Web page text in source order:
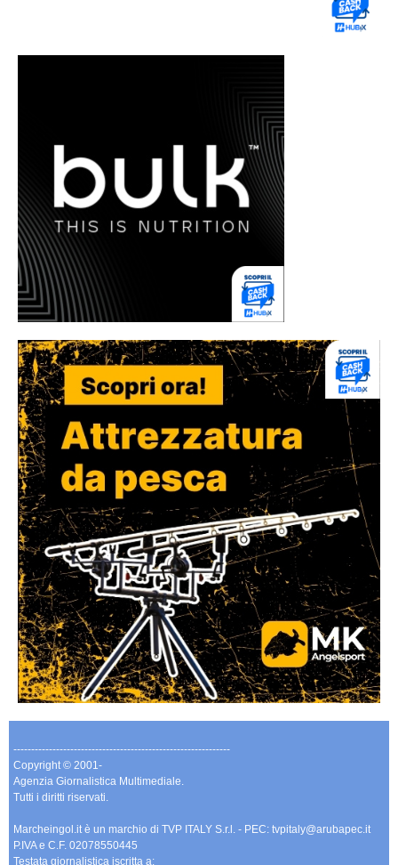
-------------------------------------------------------------
Copyright © 2001-
Agenzia Giornalistica Multimediale.
Tutti i diritti riservati.
Marcheingol.it è un marchio di TVP ITALY S.r.l. - PEC: tvpitaly@arubapec.it
P.IVA e C.F. 02078550445
Testata giornalistica iscritta a: